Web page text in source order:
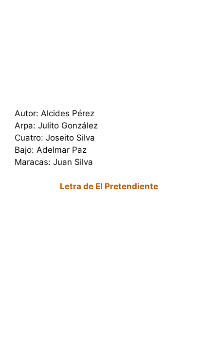
Autor: Alcides Pérez
Arpa: Julito González
Cuatro: Joseito Silva
Bajo: Adelmar Paz
Maracas: Juan Silva
Letra de El Pretendiente